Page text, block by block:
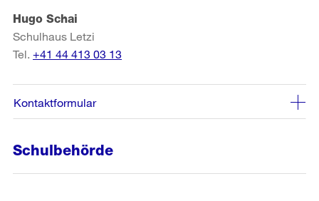
Hugo Schai
Schulhaus Letzi
Tel. +41 44 413 03 13
Kontaktformular
Schulbehörde